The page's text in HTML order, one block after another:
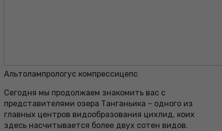
Альтолампрологус компрессицепс
Сегодня мы продолжаем знакомить вас с
представителями озера Танганьика – одного из
главных центров видообразования цихлид, коих
здесь насчитывается более двух сотен видов.